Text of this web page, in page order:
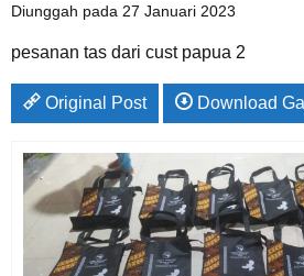
Diunggah pada 27 Januari 2023
pesanan tas dari cust papua 2
Original Post Download